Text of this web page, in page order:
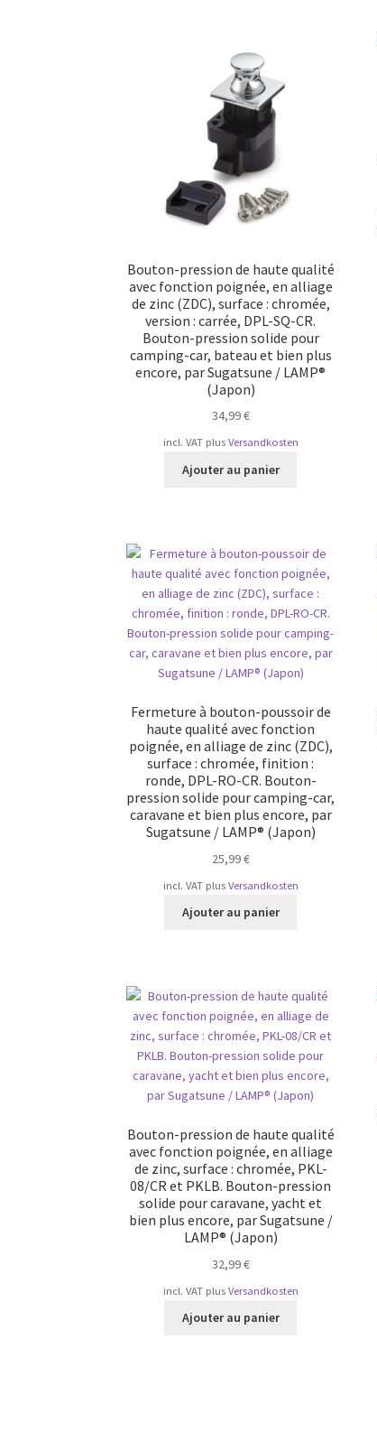
Bouton-pression de haute qualité
avec fonction poignée, en alliage
de zinc (ZDC), surface : chromée,
version : carrée, DPL-SQ-CR.
Bouton-pression solide pour
camping-car, bateau et bien plus
encore, par Sugatsune / LAMP®
(Japon)
34,99€
incl. VAT plus Versandkosten
Ajouter au panier
Fermeture à bouton-poussoir de
haute qualité avec fonction
poignée, en alliage de zinc (ZDC),
surface : chromée, finition :
ronde, DPL-RO-CR. Bouton-
pression solide pour camping-car,
caravane et bien plus encore, par
Sugatsune / LAMP® (Japon)
25,99€
incl. VAT plus Versandkosten
Ajouter au panier
Bouton-pression de haute qualité
avec fonction poignée, en alliage
de zinc, surface : chromée, PKL-
08/CR et PKLB. Bouton-pression
solide pour caravane, yacht et
bien plus encore, par Sugatsune /
LAMP® (Japon)
32,99€
incl. VAT plus Versandkosten
Ajouter au panier